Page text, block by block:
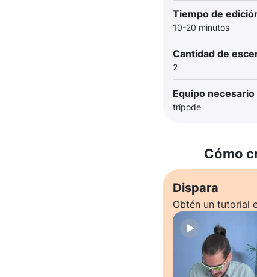
Tiempo de
10-20 minutos
Cantidad de
2
Equipo
trípode
Cómo
Dispara
Obtén un tutorial